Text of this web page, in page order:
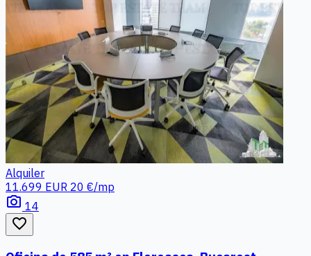
Alquiler
11.699 EUR 20 €/mp
photo_camera 14
favorite_border